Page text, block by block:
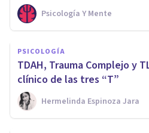
Psicología Y Mente
PSICOLOGÍA
TDAH, Trauma Complejo y
clínico de las tres “T”
Hermelinda Espinoza Jara